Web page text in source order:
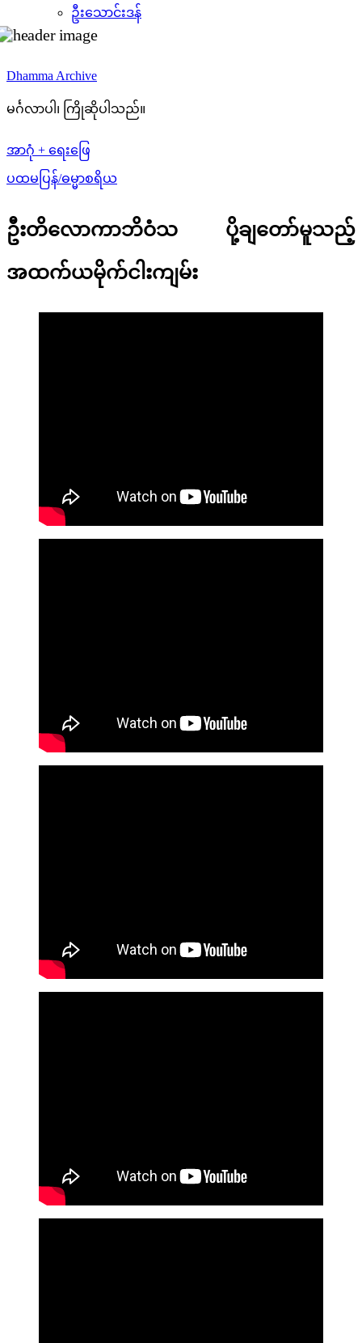
ဦးသောင်းဒန်
Dhamma Archive
မင်္ဂလာပါ၊ ကြိုဆိုပါသည်။
အာဂုံ + ရေးဖြေ
ပထမပြန်/ဓမ္မာစရိယ
ဦးတိလောကာဘိဝံသ ပို့ချတော်မူသည့်
အထက်ယမိုက်ငါးကျမ်း